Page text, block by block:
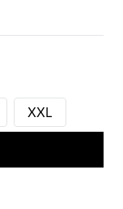
XXL